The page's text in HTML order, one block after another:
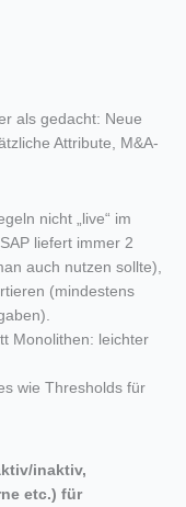
als gedacht: Neue
Attribute, M&A-
nicht „live“ im
liefert immer 2
auch nutzen sollte),
(mindestens
Monolithen: leichter
wie Thresholds für
inaktiv,
etc.) für